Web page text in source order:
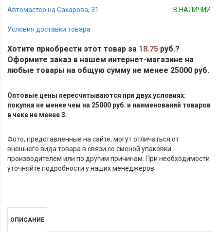
Автомастер на Сахарова, 31
В НАЛИЧИИ
Условия доставки товара
Хотите приобрести этот товар за 18.75 руб.?
Оформите заказ в нашем интернет-магазине на
любые товары на общую сумму не менее 25000 руб.
Оптовые цены пересчитываются при двух условиях:
покупка не менее чем на 25000 руб. и наименований товаров
в чеке не менее 3.
Фото, представленные на сайте, могут отличаться от
внешнего вида товара в связи со сменой упаковки
производителем или по другим причинам. При необходимости
уточняйте подробности у наших менеджеров
ОПИСАНИЕ